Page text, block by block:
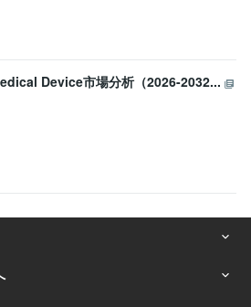
Device市場分析（2026-2032...